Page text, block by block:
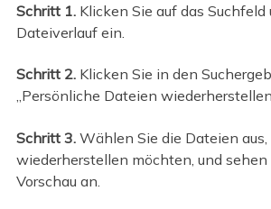
Schritt 1.Klicken Sie auf das Suchfeld
Dateiverlauf ein.
Schritt 2.Klicken Sie in den
„Persönliche Dateien
Schritt 3.Wählen Sie die Dateien aus,
wiederherstellen möchten, und sehen
Vorschau an.